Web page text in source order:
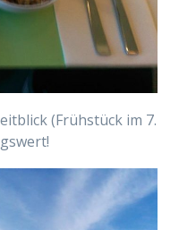
(Frühstück im 7.